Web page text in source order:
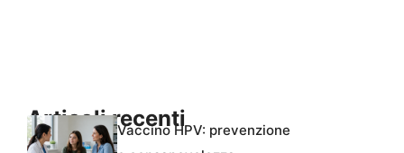
Articoli recentiVaccino HPV: prevenzione